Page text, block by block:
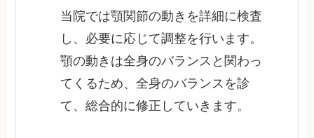
当院では顎関節の動きを詳細に検査
し、必要に応じて調整を行います。
顎の動きは全身のバランスと関わっ
てくるため、全身のバランスを診
て、総合的に修正していきます。